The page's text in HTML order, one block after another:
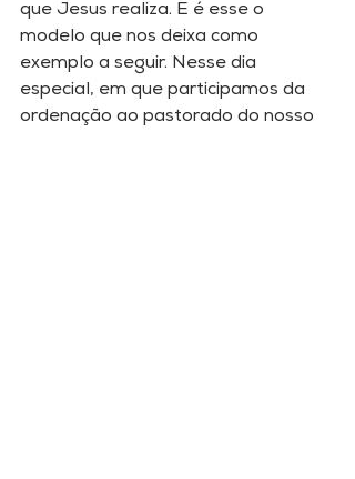
que Jesus realiza. E é esse o
modelo que nos deixa como
exemplo a seguir. Nesse dia
especial, em que participamos da
ordenação ao pastorado do nosso